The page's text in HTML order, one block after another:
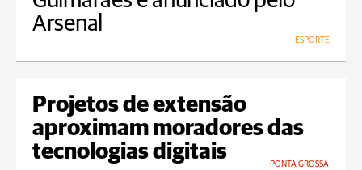
Arsenal
ESPORTE
Projetos de extensão
aproximam moradores das
tecnologias digitais
PONTA GROSSA